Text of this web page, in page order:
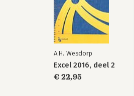
A.H. Wesdorp
Excel 2016, deel 2
€ 22,95